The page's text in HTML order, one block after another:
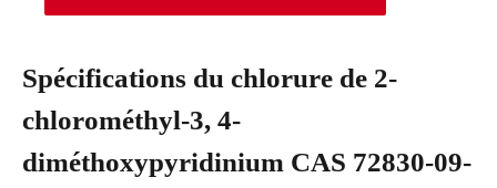
Spécifications du chlorure de 2-
chlorométhyl-3, 4-
diméthoxypyridinium CAS 72830-09-